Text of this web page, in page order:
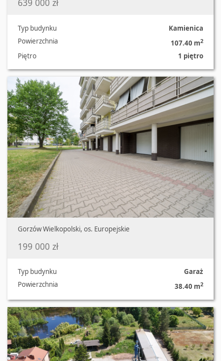
639 000 zł
Typ budynku
Kamienica
Powierzchnia
107.40 m2
Piętro
1 piętro
Gorzów Wielkopolski, os. Europejskie
199 000 zł
Typ budynku
Garaż
Powierzchnia
38.40 m2